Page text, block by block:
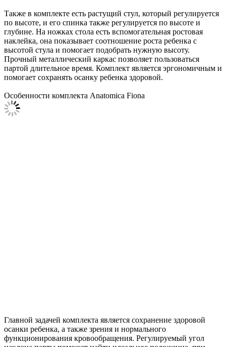
Также в комплекте есть растущий стул, который регулируется
по высоте, и его спинка также регулируется по высоте и
глубине. На ножках стола есть вспомогательная ростовая
наклейка, она показывает соотношение роста ребенка с
высотой стула и помогает подобрать нужную высоту.
Прочный металлический каркас позволяет пользоваться
партой длительное время. Комплект является эргономичным и
помогает сохранять осанку ребенка здоровой.
Особенности комплекта Anatomica Fiona
Главной задачей комплекта является сохранение здоровой
осанки ребенка, а также зрения и нормального
функционирования кровообращения. Регулируемый угол